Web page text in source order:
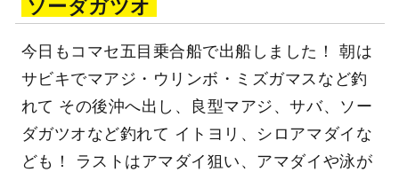
ソーダガツオ
今日もコマセ五目乗合船で出船しました！ 朝は
サビキでマアジ・ウリンボ・ミズガマスなど釣
れて その後沖へ出し、良型マアジ、サバ、ソー
ダガツオなど釣れて イトヨリ、シロアマダイな
ども！ ラストはアマダイ狙い、アマダイや泳が